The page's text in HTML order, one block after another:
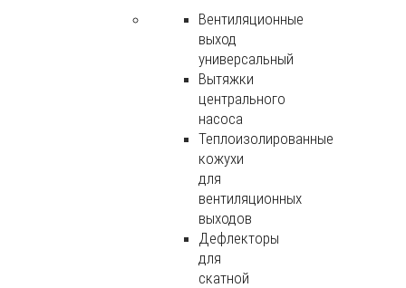
Вентиляционные
выход
универсальный
Вытяжки
центрального
насоса
Теплоизолированные
кожухи
для
вентиляционных
выходов
Дефлекторы
для
скатной